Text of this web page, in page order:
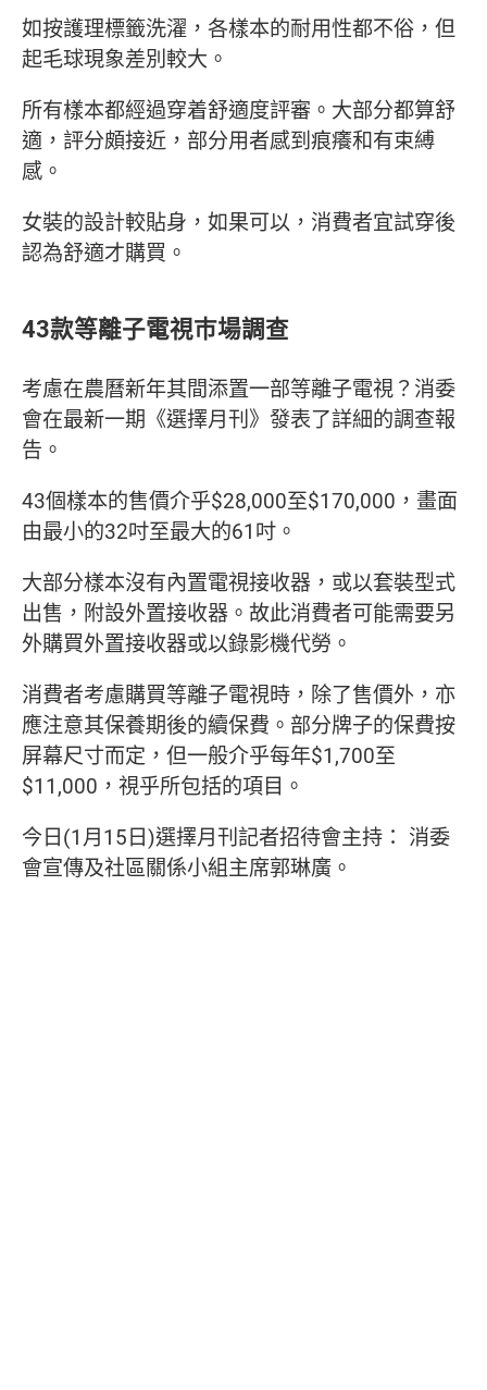
如按護理標籤洗濯，各樣本的耐用性都不俗，但
起毛球現象差別較大。
所有樣本都經過穿着舒適度評審。大部分都算舒
適，評分頗接近，部分用者感到痕癢和有束縛
感。
女裝的設計較貼身，如果可以，消費者宜試穿後
認為舒適才購買。
43款等離子電視巿場調查
考慮在農曆新年其間添置一部等離子電視？消委
會在最新一期《選擇月刊》發表了詳細的調查報
告。
43個樣本的售價介乎$28,000至$170,000，畫面
由最小的32吋至最大的61吋。
大部分樣本沒有內置電視接收器，或以套裝型式
出售，附設外置接收器。故此消費者可能需要另
外購買外置接收器或以錄影機代勞。
消費者考慮購買等離子電視時，除了售價外，亦
應注意其保養期後的續保費。部分牌子的保費按
屏幕尺寸而定，但一般介乎每年$1,700至
$11,000，視乎所包括的項目。
今日(1月15日)選擇月刊記者招待會主持： 消委
會宣傳及社區關係小組主席郭琳廣。